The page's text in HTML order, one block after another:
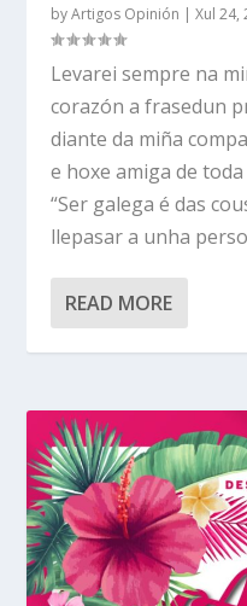
byArtigos Opinión |Xul 24,
Levarei sempre na
corazón a frasedun
diante da miña
e hoxe amiga de
“Ser galega é das
llepasar a unha
READ MORE